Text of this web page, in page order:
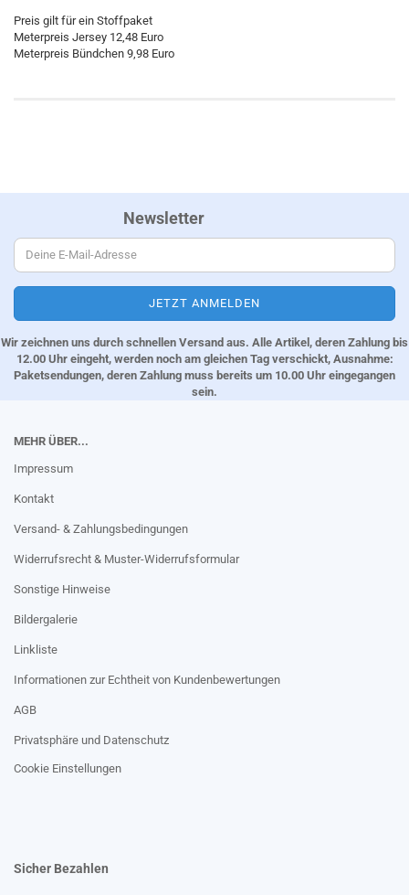
Preis gilt für ein Stoffpaket
Meterpreis Jersey 12,48 Euro
Meterpreis Bündchen 9,98 Euro
Newsletter
Wir zeichnen uns durch schnellen Versand aus. Alle Artikel, deren Zahlung bis
12.00 Uhr eingeht, werden noch am gleichen Tag verschickt, Ausnahme:
Paketsendungen, deren Zahlung muss bereits um 10.00 Uhr eingegangen
sein.
MEHR ÜBER...
Impressum
Kontakt
Versand- & Zahlungsbedingungen
Widerrufsrecht & Muster-Widerrufsformular
Sonstige Hinweise
Bildergalerie
Linkliste
Informationen zur Echtheit von Kundenbewertungen
AGB
Privatsphäre und Datenschutz
Cookie Einstellungen
Sicher Bezahlen